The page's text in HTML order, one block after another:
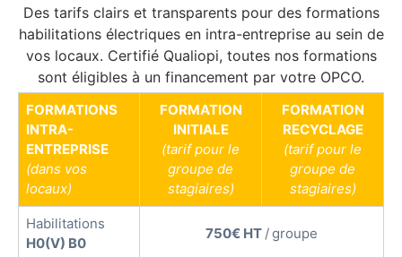
r
s
o
n
n
e
l
n
o
n
é
l
Des tarifs clairs et transparents pour des formations
habilitations électriques en intra-entreprise au sein de
vos locaux. Certifié Qualiopi, toutes nos formations
sont éligibles à un financement par votre OPCO.
FORMATIONS
INTRA-
ENTREPRISE
(dans vos
locaux)
FORMATION
INITIALE
(tarif pour le
groupe de
stagiaires)
FORMATION
RECYCLAGE
(tarif pour le
groupe de
stagiaires)
Habilitations
H0(V) B0
750€ HT /groupe